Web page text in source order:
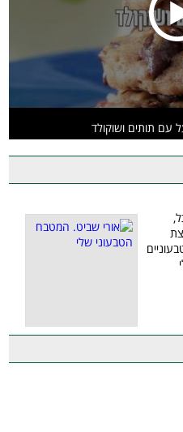
עם תותים ושוקולד